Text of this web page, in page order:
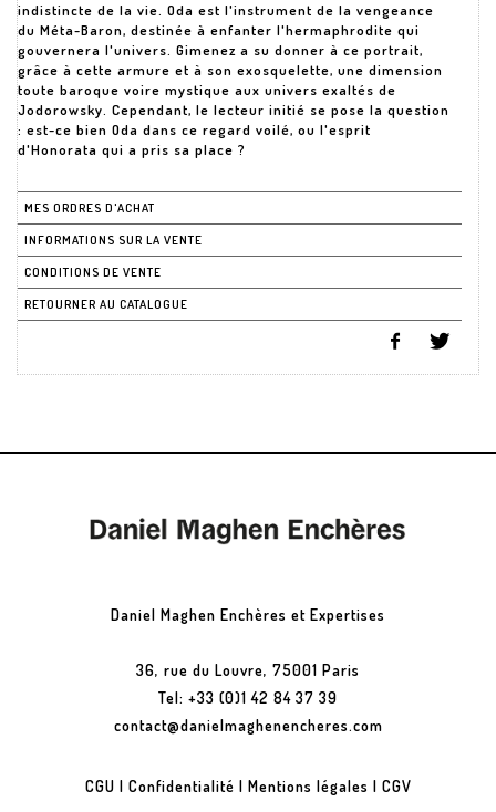
indistincte de la vie. Oda est l'instrument de la vengeance
du Méta-Baron, destinée à enfanter l'hermaphrodite qui
gouvernera l'univers. Gimenez a su donner à ce portrait,
grâce à cette armure et à son exosquelette, une dimension
toute baroque voire mystique aux univers exaltés de
Jodorowsky. Cependant, le lecteur initié se pose la question
: est-ce bien Oda dans ce regard voilé, ou l'esprit
d'Honorata qui a pris sa place ?
MES ORDRES D'ACHAT
INFORMATIONS SUR LA VENTE
CONDITIONS DE VENTE
RETOURNER AU CATALOGUE
Daniel Maghen Enchères et Expertises
36, rue du Louvre, 75001 Paris
Tel: +33 (0)1 42 84 37 39
contact@danielmaghenencheres.com
CGU | Confidentialité | Mentions légales | CGV